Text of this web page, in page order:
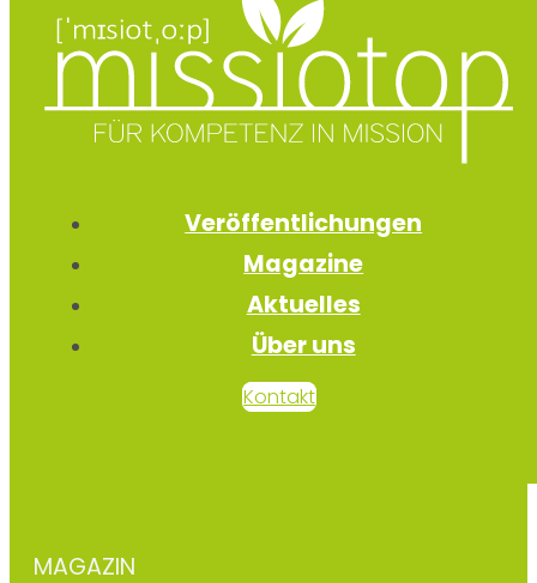
Veröffentlichungen
Magazine
Aktuelles
Über uns
Kontakt
MAGAZIN